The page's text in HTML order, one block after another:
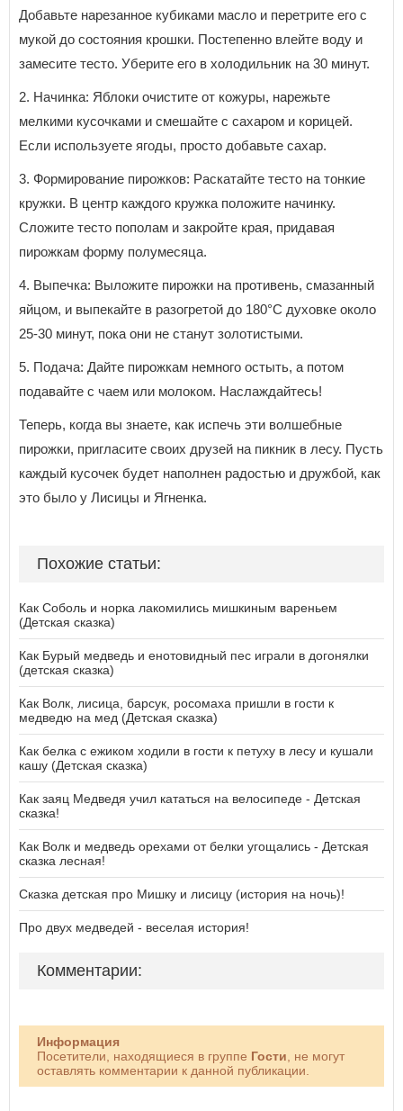
Добавьте нарезанное кубиками масло и перетрите его с
мукой до состояния крошки. Постепенно влейте воду и
замесите тесто. Уберите его в холодильник на 30 минут.
2. Начинка: Яблоки очистите от кожуры, нарежьте
мелкими кусочками и смешайте с сахаром и корицей.
Если используете ягоды, просто добавьте сахар.
3. Формирование пирожков: Раскатайте тесто на тонкие
кружки. В центр каждого кружка положите начинку.
Сложите тесто пополам и закройте края, придавая
пирожкам форму полумесяца.
4. Выпечка: Выложите пирожки на противень, смазанный
яйцом, и выпекайте в разогретой до 180°C духовке около
25-30 минут, пока они не станут золотистыми.
5. Подача: Дайте пирожкам немного остыть, а потом
подавайте с чаем или молоком. Наслаждайтесь!
Теперь, когда вы знаете, как испечь эти волшебные
пирожки, пригласите своих друзей на пикник в лесу. Пусть
каждый кусочек будет наполнен радостью и дружбой, как
это было у Лисицы и Ягненка.
Похожие статьи:
Как Соболь и норка лакомились мишкиным вареньем
(Детская сказка)
Как Бурый медведь и енотовидный пес играли в догонялки
(детская сказка)
Как Волк, лисица, барсук, росомаха пришли в гости к
медведю на мед (Детская сказка)
Как белка с ежиком ходили в гости к петуху в лесу и кушали
кашу (Детская сказка)
Как заяц Медведя учил кататься на велосипеде - Детская
сказка!
Как Волк и медведь орехами от белки угощались - Детская
сказка лесная!
Сказка детская про Мишку и лисицу (история на ночь)!
Про двух медведей - веселая история!
Комментарии:
Информация
Посетители, находящиеся в группе Гости , не могут
оставлять комментарии к данной публикации.